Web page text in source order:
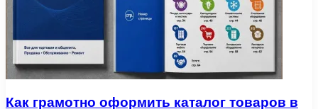
Как грамотно оформить каталог товаров в